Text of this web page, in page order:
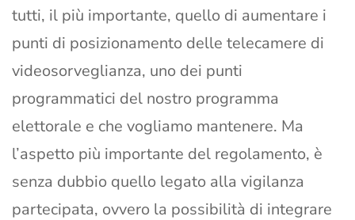
tutti, il più importante, quello di aumentare i
punti di posizionamento delle telecamere di
videosorveglianza, uno dei punti
programmatici del nostro programma
elettorale e che vogliamo mantenere. Ma
l’aspetto più importante del regolamento, è
senza dubbio quello legato alla vigilanza
partecipata, ovvero la possibilità di integrare